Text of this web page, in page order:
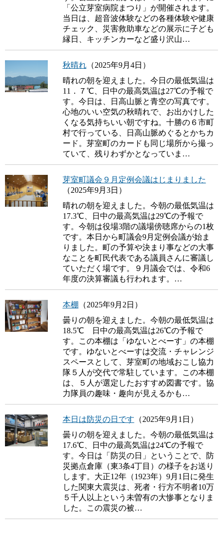
「公立芽室病院まつり」が開催されます。
当日は、超音波体験などの各種体験や健康
チェック、災害救助車などの展示に子ども
縁日、キッチンカーなど盛り沢山…
秋晴れ（2025年9月4日）
晴れの朝を迎えました。今日の最低気温は
11．７℃、日中の最高気温は27℃の予報で
す。今日は、日高山脈と青空の写真です。
心地のいい空気の秋晴れで、お出かけした
くなる気持ちいい朝ですね。十勝の６市町
村で行っている、日高山脈めぐるとかちカ
ード。芽室町のカードも同じ場所から撮っ
ていて、残りわずかとなっていま…
芽室町議会９月定例会議はじまりました
（2025年9月3日）
晴れの朝を迎えました。今朝の最低気温は
17.3℃、日中の最高気温は29℃の予報で
す。今朝は役場3階の議場傍聴席からの1枚
です。本日から町議会9月定例会議が始ま
りました。町の予算や決まり事などの大事
なことを町民代表である議員さんに審議し
ていただく場です。９月議会では、令和6
年度の決算審議も行われます。…
本棚 （2025年9月2日）
曇りの朝を迎えました。今朝の最低気温は
18.5℃ 日中の最高気温は26℃の予報で
す。この本棚は「ゆないとべーす」の本棚
です。ゆないとべーすは交流・チャレンジ
スペースとして、芽室町の地域おこし協力
隊５人が交代で常駐しています。この本棚
は、５人が選定したおすすめ図書です。協
力隊員の趣味・趣向が見えるかも…
本日は防災の日です （2025年9月1日）
曇りの朝を迎えました。今朝の最低気温は
17.6℃、日中の最高気温は24℃の予報で
す。今日は「防災の日」ということで、防
災拠点倉庫（東3条4丁目）の様子をお送り
します。大正12年（1923年）9月1日に発生
した関東大震災は、死者・行方不明者10万
５千人以上という未曽有の大惨事となりま
した。この震災の被…